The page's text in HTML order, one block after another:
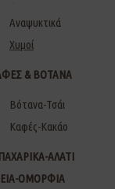
Αναψυκτικά
Χυμοί
& ΒΟΤΑΝΑ
Βότανα-Τσάι
Καφές-Κακάο
ΑΛΑΤΙ
ΟΜΟΡΦΙΑ